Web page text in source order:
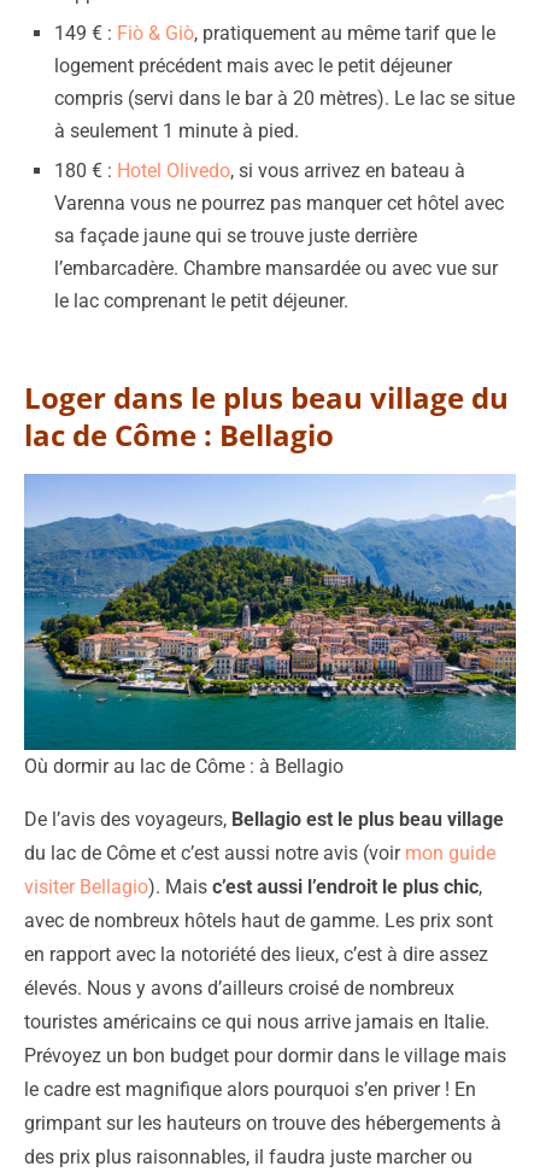
149 € : Fiò & Giò, pratiquement au même tarif que le
logement précédent mais avec le petit déjeuner
compris (servi dans le bar à 20 mètres). Le lac se situe
à seulement 1 minute à pied.
180 € : Hotel Olivedo, si vous arrivez en bateau à
Varenna vous ne pourrez pas manquer cet hôtel avec
sa façade jaune qui se trouve juste derrière
l’embarcadère. Chambre mansardée ou avec vue sur
le lac comprenant le petit déjeuner.
Loger dans le plus beau village du
lac de Côme : Bellagio
Où dormir au lac de Côme : à Bellagio
De l’avis des voyageurs, Bellagio est le plus beau village
du lac de Côme et c’est aussi notre avis (voir mon guide
visiter Bellagio). Mais c’est aussi l’endroit le plus chic,
avec de nombreux hôtels haut de gamme. Les prix sont
en rapport avec la notoriété des lieux, c’est à dire assez
élevés. Nous y avons d’ailleurs croisé de nombreux
touristes américains ce qui nous arrive jamais en Italie.
Prévoyez un bon budget pour dormir dans le village mais
le cadre est magnifique alors pourquoi s’en priver ! En
grimpant sur les hauteurs on trouve des hébergements à
des prix plus raisonnables, il faudra juste marcher ou